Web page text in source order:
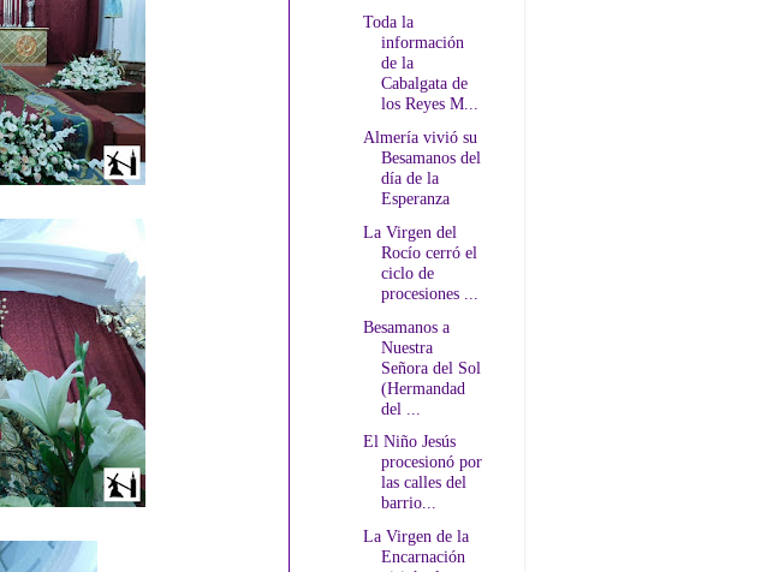
Toda la
información
de la
Cabalgata de
los Reyes M...
Almería vivió su
Besamanos del
día de la
Esperanza
La Virgen del
Rocío cerró el
ciclo de
procesiones ...
Besamanos a
Nuestra
Señora del Sol
(Hermandad
del ...
El Niño Jesús
procesionó por
las calles del
barrio...
La Virgen de la
Encarnación